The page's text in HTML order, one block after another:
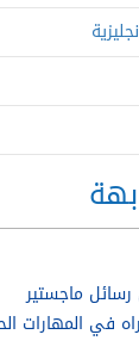
رسائل ماجستير
في المهارات